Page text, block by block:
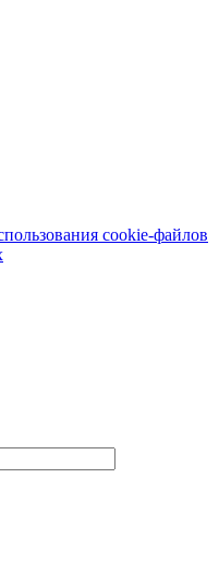
сookie-файлов